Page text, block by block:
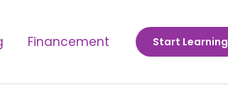
Financement Start Learning